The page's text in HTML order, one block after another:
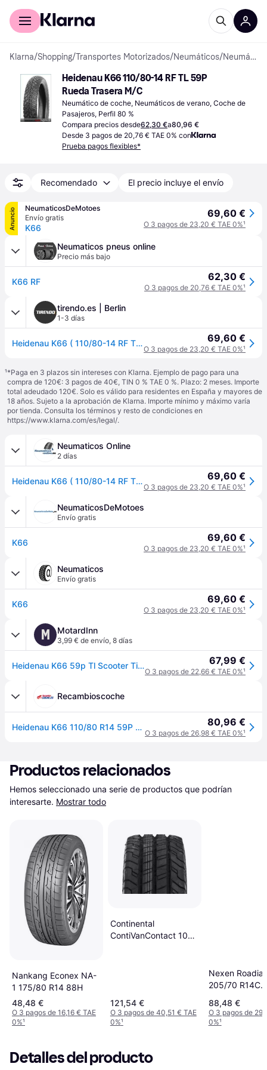
Comprar con Klarna
Klarna/Shopping/Transportes Motorizados/Neumáticos/ Neumáticos de coche
Heidenau K66 110/80-14 RF TL 59P
Rueda Trasera M/C
Neumático de coche, Neumáticos de verano, Coche de
Pasajeros, Perfil 80 %
Compara precios desde62,30 €a80,96 €
Desde 3 pagos de 20,76 € TAE 0% con
Prueba pagos flexibles*
Recomendado El precio incluye el envío
Anuncio
NeumaticosDeMotoes
Envío gratis
K66
69,60 €
O 3 pagos de 23,20 € TAE 0%¹
Neumaticos pneus online
Precio más bajo
K66 RF 62,30 €
O 3 pagos de 20,76 € TAE 0%¹
tirendo.es | Berlin
1-3 días
Heidenau K66 ( 110/80-14 RF TL 59P Rueda trasera, M/C, Rueda delantera ) - negro 69,60 €
O 3 pagos de 23,20 € TAE 0%¹
¹*Paga en 3 plazos sin intereses con Klarna. Ejemplo de pago para una
compra de 120€: 3 pagos de 40€, TIN 0 % TAE 0 %. Plazo: 2 meses. Importe
total adeudado 120€. Solo es válido para residentes en España y mayores de
18 años. Sujeto a la aprobación de Klarna. Importe mínimo y máximo varía
por tienda. Consulta los términos y resto de condiciones en
https://www.klarna.com/es/legal/.
Neumaticos Online
2 días
Heidenau K66 ( 110/80-14 RF TL 59P Rueda trasera, M/C, Rueda delantera ) 69,60 €
O 3 pagos de 23,20 € TAE 0%¹
NeumaticosDeMotoes
Envío gratis
K66 69,60 €
O 3 pagos de 23,20 € TAE 0%¹
Neumaticos
Envío gratis
K66 69,60 €
O 3 pagos de 23,20 € TAE 0%¹
M MotardInn
3,99 € de envío, 8 días
Heidenau K66 59p Tl Scooter Tire Negro 110 / 80 / R14 67,99 €
O 3 pagos de 22,66 € TAE 0%¹
Recambioscoche
Heidenau K66 110/80 R14 59P coche de turismo Neumáticos de verano Neumáticos 11120160 80,96 €
O 3 pagos de 26,98 € TAE 0%¹
Productos relacionados
Hemos seleccionado una serie de productos que podrían
interesarte. Mostrar todo
Nankang Econex NA-
1 175/80 R14 88H
48,48 €
O 3 pagos de 16,16 € TAE
0%¹
Continental
ContiVanContact 100
121,54 €
O 3 pagos de 40,51 € TAE
0%¹
Nexen
205/70 R14C
88,48 €
O 3 pagos de
0%¹
Detalles del producto